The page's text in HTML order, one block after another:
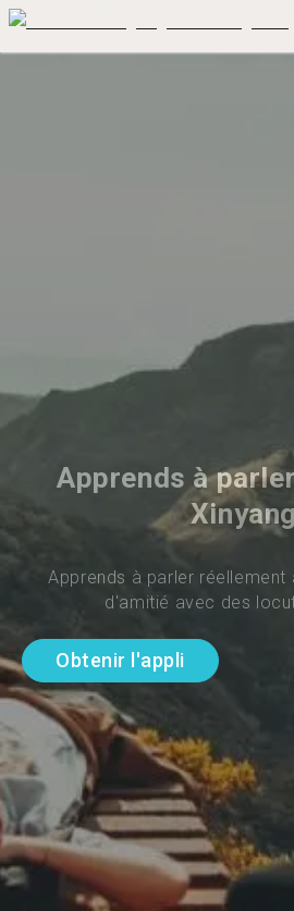
Apprends à
Xinyang
Apprends à parler
d'amitié avec des
Obtenir l'appli